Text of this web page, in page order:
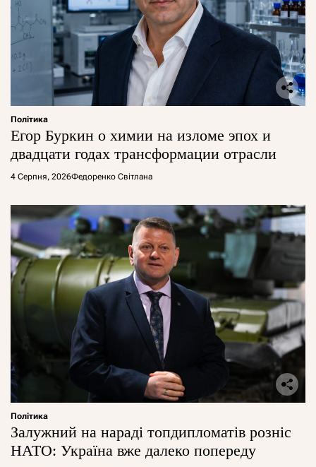
Політика
Егор Буркин о химии на изломе эпох и
двадцати годах трансформации отрасли
4 Серпня, 2026Федоренко Світлана
Політика
Залужний на нараді топдипломатів розніс
НАТО: Україна вже далеко попереду